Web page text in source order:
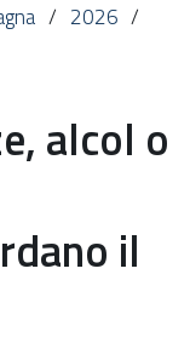
2026
alcol o
il